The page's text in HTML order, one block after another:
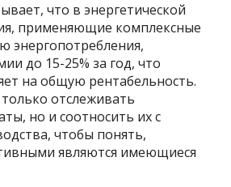
что в энергетической
применяющие комплексные
энергопотребления,
до 15-25% за год, что
на общую рентабельность.
отслеживать
но и соотносить их с
чтобы понять,
являются имеющиеся